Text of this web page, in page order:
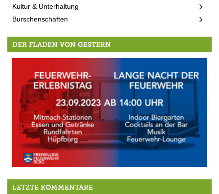
Kultur & Unterhaltung
Burschenschaften
DER FLADEN VON GESTERN
Feuerwehrerlebnistag & Lange Nacht der Feuerwehr am 23.9.
LETZTE KOMMENTARE